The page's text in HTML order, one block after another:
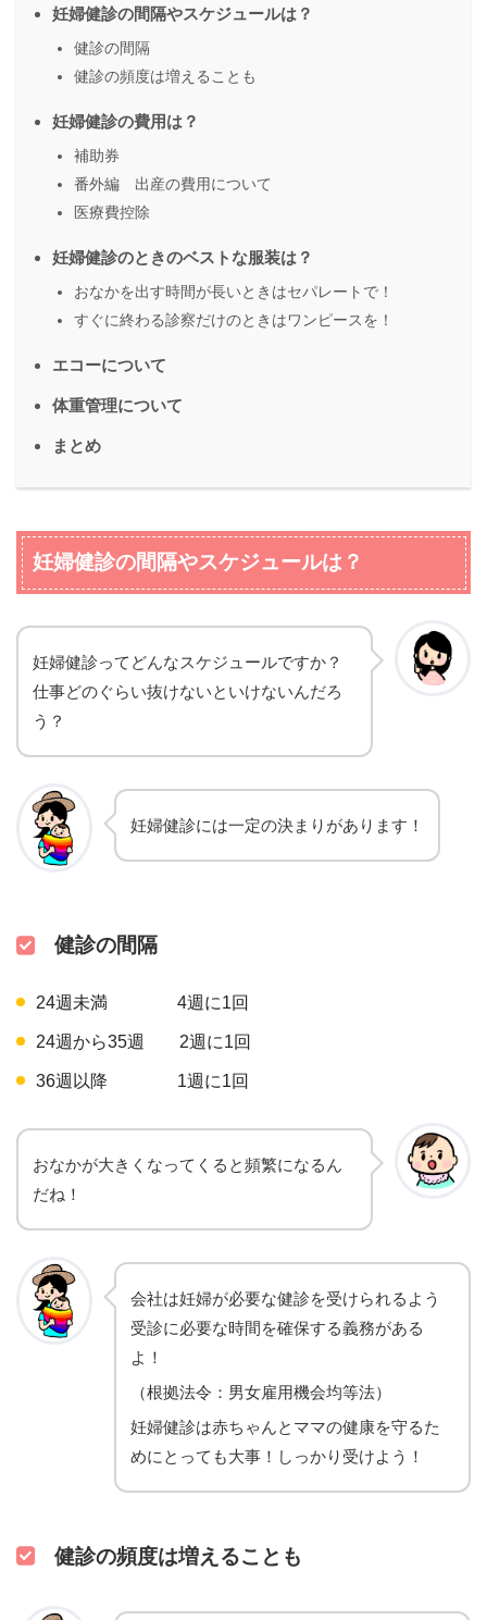
妊婦健診の間隔やスケジュールは？
健診の間隔
健診の頻度は増えることも
妊婦健診の費用は？
補助券
番外編 出産の費用について
医療費控除
妊婦健診のときのベストな服装は？
おなかを出す時間が長いときはセパレートで！
すぐに終わる診察だけのときはワンピースを！
エコーについて
体重管理について
まとめ
妊婦健診の間隔やスケジュールは？
妊婦健診ってどんなスケジュールですか？
仕事どのぐらい抜けないといけないんだろ
う？
妊婦健診には一定の決まりがあります！
健診の間隔
24週未満 4週に1回
24週から35週 2週に1回
36週以降 1週に1回
おなかが大きくなってくると頻繁になるん
だね！
会社は妊婦が必要な健診を受けられるよう
受診に必要な時間を確保する義務がある
よ！
（根拠法令：男女雇用機会均等法）
妊婦健診は赤ちゃんとママの健康を守るた
めにとっても大事！しっかり受けよう！
健診の頻度は増えることも